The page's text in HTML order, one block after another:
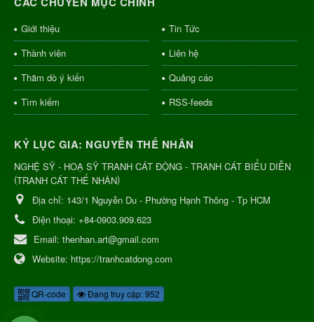
Giới thiệu
Tin Tức
Thành viên
Liên hệ
Thăm dò ý kiến
Quảng cáo
Tìm kiếm
RSS-feeds
KỶ LỤC GIA: NGUYỄN THẾ NHÂN
NGHỆ SỸ - HOẠ SỸ TRANH CÁT ĐỘNG - TRANH CÁT BIỂU DIỄN
(TRANH CÁT THẾ NHÂN)
Địa chỉ: 143/1 Nguyễn Du - Phường Hạnh Thông - Tp HCM
Điện thoại: +84-0903.909.623
Email: thenhan.art@gmail.com
Website: https://tranhcatdong.com
QR-code Đang truy cập: 952